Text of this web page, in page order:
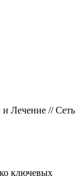
Лечение // Сеть
ключевых